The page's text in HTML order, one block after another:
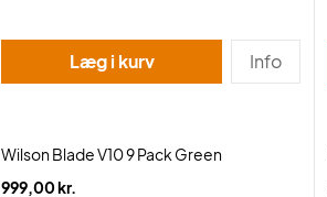
Læg i kurv Info
Wilson Blade V10 9 Pack Green
999,00 kr.